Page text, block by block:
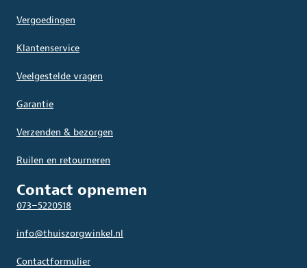
Vergoedingen
Klantenservice
Veelgestelde vragen
Garantie
Verzenden & bezorgen
Ruilen en retourneren
Contact opnemen
073–5220518
info@thuiszorgwinkel.nl
Contactformulier